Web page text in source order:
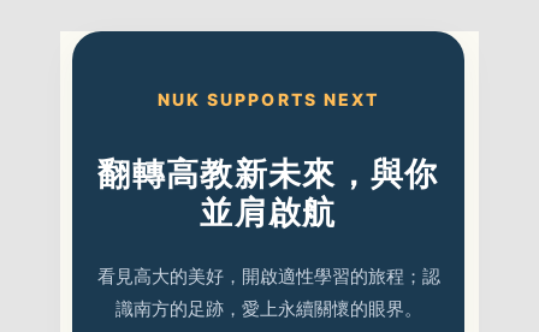
NUK SUPPORTS NEXT
翻轉高教新未來，與你
並肩啟航
看見高大的美好，開啟適性學習的旅程；認
識南方的足跡，愛上永續關懷的眼界。